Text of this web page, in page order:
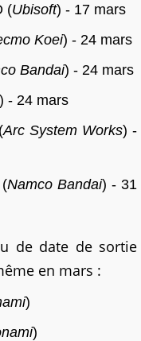
(Ubisoft) - 17 mars
Koei) - 24 mars
Bandai) - 24 mars
) - 24 mars
Arc System Works) -
(Namco Bandai) - 31
de date de sortie
en mars :
)
)